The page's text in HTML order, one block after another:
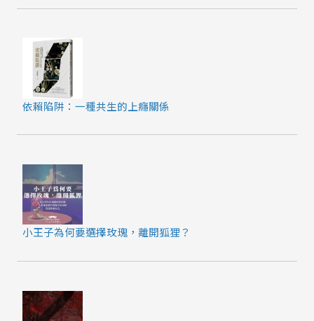
依賴陷阱：一種共生的上癮關係
小王子為何要選擇玫瑰，離開狐狸？